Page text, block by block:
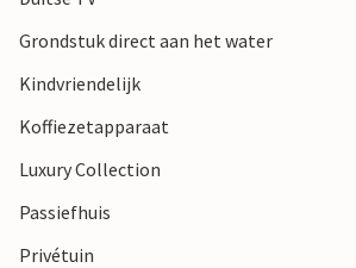
Grondstuk direct aan het water
Kindvriendelijk
Koffiezetapparaat
Luxury Collection
Passiefhuis
Privétuin